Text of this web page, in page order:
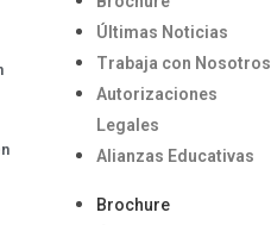
Últimas Noticias
Trabaja con Nosotros
Autorizaciones
Legales
Alianzas Educativas
Brochure